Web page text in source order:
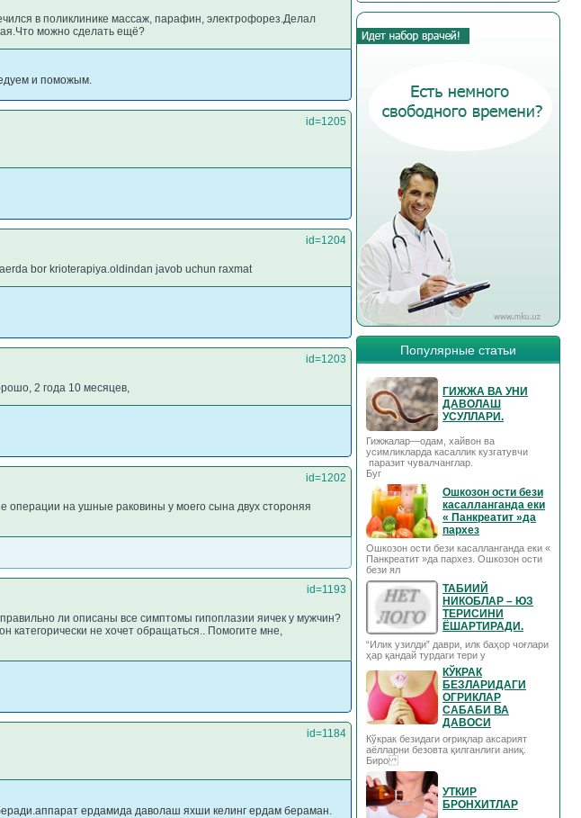
в поликлинике массаж, парафин, электрофорез.Делал
можно сделать ещё?
и поможым.
id=1205
id=1204
bor krioterapiya.oldindan javob uchun raxmat
id=1203
2 года 10 месяцев,
id=1202
операции на ушные раковины у моего сына двух стороняя
id=1193
ли описаны все симптомы гипоплазии яичек у мужчин?
категорически не хочет обращаться.. Помогите мне,
id=1184
ердамида даволаш яхши келинг ердам бераман.
Популярные статьи
ГИЖЖА ВА УНИ
ДАВОЛАШ
УСУЛЛАРИ.
Гижжалар—одам, хайвон ва
усимликларда касаллик кузгатувчи
паразит чувалчанглар.
Буг
Ошкозон ости бези
касалланганда еки
« Панкреатит »да
пархез
Ошкозон ости бези касалланганда еки «
Панкреатит »да пархез. Ошкозон ости
бези ял
ТАБИИЙ
НИКОБЛАР – ЮЗ
ТЕРИСИНИ
ЁШАРТИРАДИ.
“Илик узилди” даври, илк баҳор чоғлари
ҳар қандай турдаги тери у
КЎКРАК
БЕЗЛАРИДАГИ
ОГРИКЛАР
САБАБИ ВА
ДАВОСИ
Кўкрак безидаги оғриқлар аксарият
аёлларни безовта қилганлиги аниқ.
Биро
УТКИР
БРОНХИТЛАР